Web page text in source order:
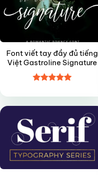
Font viết tay đầy đủ tiếng
Việt Gastroline Signature
hạng55
sao